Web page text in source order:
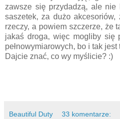
zawsze się przydadzą, ale nie
saszetek, za dużo akcesoriów,
rzeczy, a powiem szczerze, że
jakaś droga, więc mogliby się
pełnowymiarowych, bo i tak
Dajcie znać, co wy myślicie? :)
Beautiful Duty 33 komentarze: